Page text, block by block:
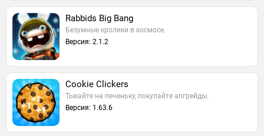
Rabbids Big Bang
Безумные кролики в космосе.
Версия: 2.1.2
Cookie Clickers
Тыкайте на печеньку, покупайте апгрейды.
Версия: 1.63.6